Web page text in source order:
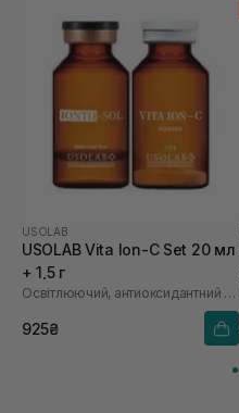
USOLAB
USOLAB Vita Ion-C Set 20 мл
+ 1,5 г
Освітлюючий, антиоксидантний та омолоджуючий набір
925₴